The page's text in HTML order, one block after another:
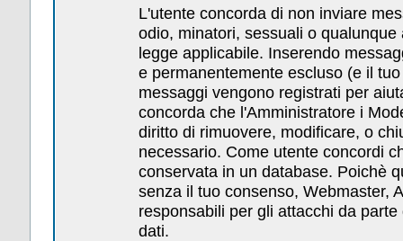
L'utente concorda di non inviare
odio, minatori, sessuali o
legge applicabile. Inserendo
e permanentemente escluso (e il
messaggi vengono registrati per
concorda che l'Amministratore i
diritto di rimuovere, modificare, o
necessario. Come utente concordi
conservata in un database. Poichè
senza il tuo consenso, Webmaster,
responsabili per gli attacchi da
dati.